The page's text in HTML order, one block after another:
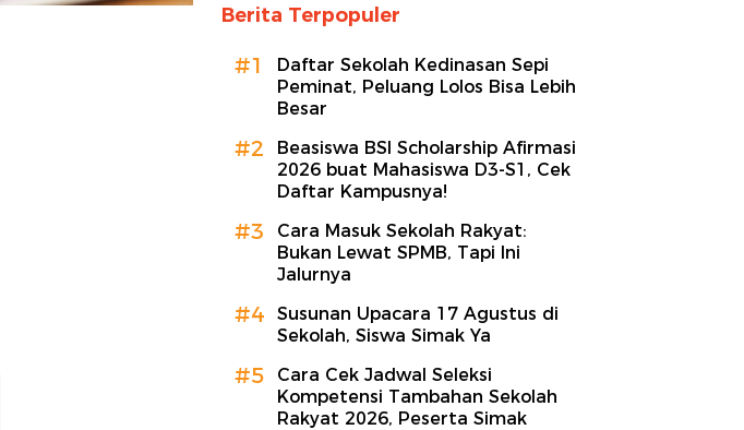
Berita Terpopuler
#1
Daftar Sekolah Kedinasan Sepi
Peminat, Peluang Lolos Bisa Lebih
Besar
#2
Beasiswa BSI Scholarship Afirmasi
2026 buat Mahasiswa D3-S1, Cek
Daftar Kampusnya!
#3
Cara Masuk Sekolah Rakyat:
Bukan Lewat SPMB, Tapi Ini
Jalurnya
#4
Susunan Upacara 17 Agustus di
Sekolah, Siswa Simak Ya
#5
Cara Cek Jadwal Seleksi
Kompetensi Tambahan Sekolah
Rakyat 2026, Peserta Simak